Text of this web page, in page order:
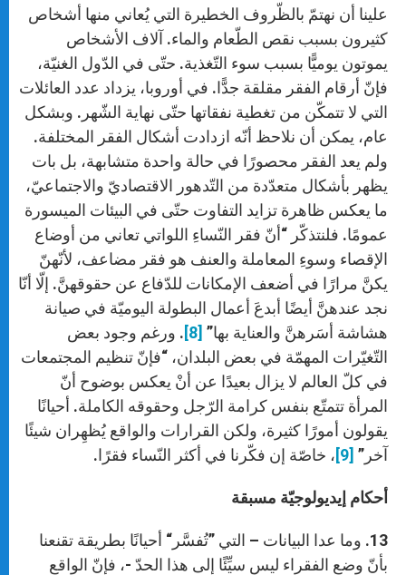
علينا أن نهتمّ بالظّروف الخطيرة التي يُعاني منها أشخاص
كثيرون بسبب نقص الطّعام والماء. آلاف الأشخاص
يموتون يوميًّا بسبب سوء التّغذية. حتّى في الدّول الغنيّة،
فإنّ أرقام الفقر مقلقة جدًّا. في أوروبا، يزداد عدد العائلات
التي لا تتمكّن من تغطية نفقاتها حتّى نهاية الشّهر. وبشكل
عام، يمكن أن نلاحظ أنّه ازدادت أشكال الفقر المختلفة.
ولم يعد الفقر محصورًا في حالة واحدة متشابهة، بل بات
يظهر بأشكال متعدّدة من التّدهور الاقتصاديّ والاجتماعيّ،
ما يعكس ظاهرة تزايد التفاوت حتّى في البيئات الميسورة
عمومًا. فلنتذكّر “أنّ فقر النّساءِ اللواتي تعاني من أوضاع
الإقصاء وسوءِ المعاملة والعنف هو فقر مضاعف، لأنّهنّ
يكنَّ مرارًا في أضعف الإمكانات للدّفاع عن حقوقهنَّ. إلّا أنّا
نجد عندهنَّ أيضًا أبدعَ أعمال البطولة اليوميّة في صيانة
هشاشة أسَرهنَّ والعناية بها” [8]
. ورغم وجود بعض
التّغيّرات المهمّة في بعض البلدان، “فإنّ تنظيم المجتمعات
في كلّ العالم لا يزال بعيدًا عن أنْ يعكس بوضوح أنّ
المرأة تتمتّع بنفس كرامة الرّجل وحقوقه الكاملة. أحيانًا
يقولون أمورًا كثيرة، ولكن القرارات والواقع يُظهِران شيئًا
آخر” [9] ، خاصّة إن فكّرنا في أكثر النّساء فقرًا.
أحكام إيديولوجيّة مسبقة
13. وما عدا البيانات – التي ”تُفسَّر“ أحيانًا بطريقة تقنعنا
بأنّ وضع الفقراء ليس سيِّئًا إلى هذا الحدّ -، فإنّ الواقع